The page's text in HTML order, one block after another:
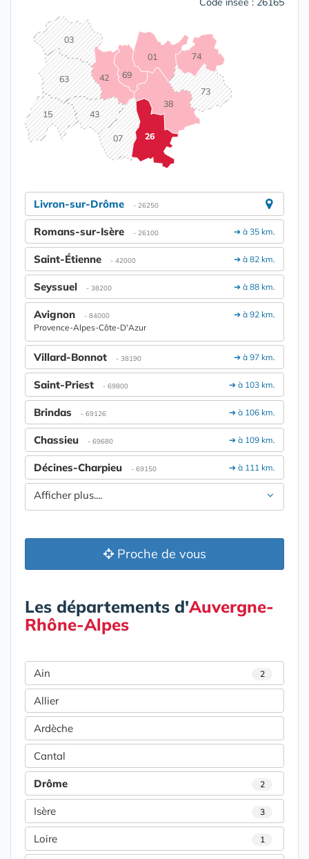
01
03
07
15
26
38
42
43
63
69
73
74
Livron-sur-Drôme - 26250
➔ à 35 km.
Romans-sur-Isère - 26100
➔ à 82 km.
Saint-Étienne - 42000
➔ à 88 km.
Seyssuel - 38200
➔ à 92 km.
Avignon - 84000
Provence-Alpes-Côte-D'Azur
➔ à 97 km.
Villard-Bonnot - 38190
➔ à 103 km.
Saint-Priest - 69800
➔ à 106 km.
Brindas - 69126
➔ à 109 km.
Chassieu - 69680
➔ à 111 km.
Décines-Charpieu - 69150
Afficher plus....
Proche de vous
Les départements d'Auvergne-
Rhône-Alpes
Ain 2
Allier
Ardèche
Cantal
Drôme 2
Isère 3
Loire 1